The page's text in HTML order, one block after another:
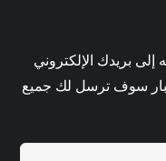
بريدك الإلكتروني
سوف ترسل لك جميع